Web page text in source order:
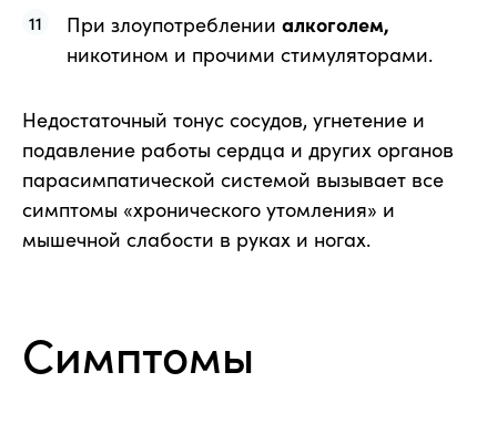
При злоупотреблении алкоголем,
никотином и прочими стимуляторами.
Недостаточный тонус сосудов, угнетение и
подавление работы сердца и других органов
парасимпатической системой вызывает все
симптомы «хронического утомления» и
мышечной слабости в руках и ногах.
Симптомы